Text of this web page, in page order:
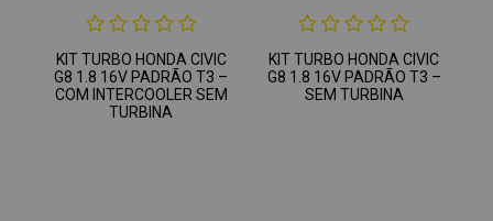
KIT TURBO HONDA CIVIC
G8 1.8 16V PADRÃO T3 –
COM INTERCOOLER SEM
TURBINA
KIT TURBO HONDA CIVIC
G8 1.8 16V PADRÃO T3 –
SEM TURBINA